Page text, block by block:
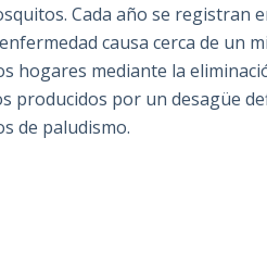
Cada año se registran
causa cerca de un
hogares mediante la
producidos por un desagüe
de paludismo.